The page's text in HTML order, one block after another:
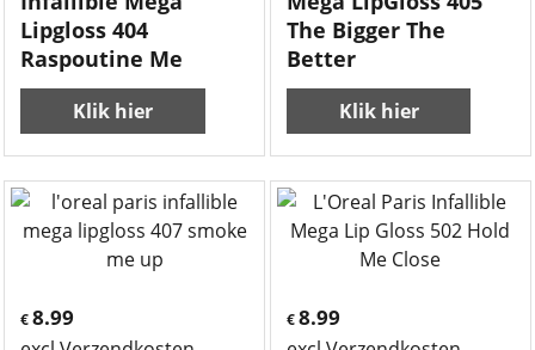
Lipgloss 404
Raspoutine Me
Klik hier
The Bigger The
Better
Klik hier
€ 8.99 €8.99